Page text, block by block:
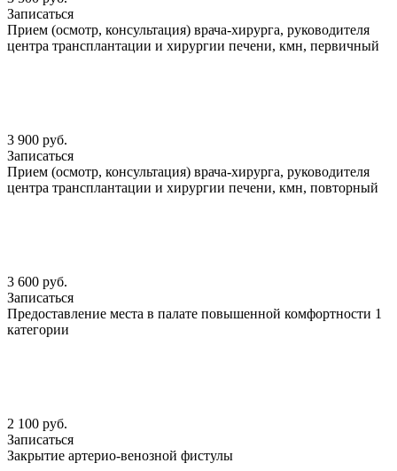
Записаться
Прием (осмотр, консультация) врача-хирурга, руководителя
центра трансплантации и хирургии печени, кмн, первичный
3 900 руб.
Записаться
Прием (осмотр, консультация) врача-хирурга, руководителя
центра трансплантации и хирургии печени, кмн, повторный
3 600 руб.
Записаться
Предоставление места в палате повышенной комфортности 1
категории
2 100 руб.
Записаться
Закрытие артерио-венозной фистулы